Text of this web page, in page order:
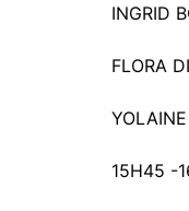
INGRID
FLORA
15H45 -